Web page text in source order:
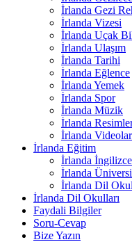
İrlanda Gezi
İrlanda Vizesi
İrlanda Uçak
İrlanda Ulaşım
İrlanda Tarihi
İrlanda Eğlence
İrlanda Yemek
İrlanda Spor
İrlanda Müzik
İrlanda
İrlanda
İrlanda Eğitim
İrlanda
İrlanda
İrlanda Dil
İrlanda Dil Okulları
Faydali Bilgiler
Soru-Cevap
Bize Yazın